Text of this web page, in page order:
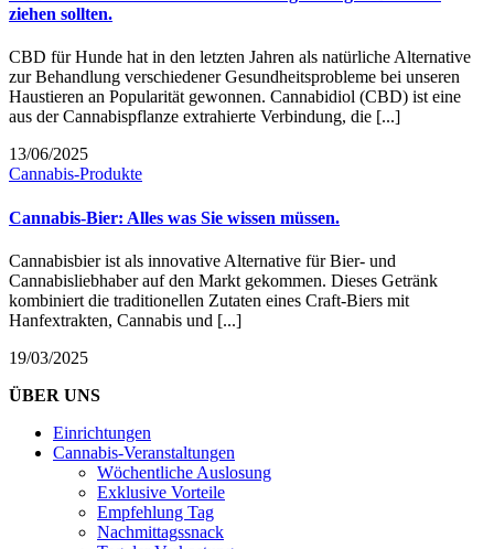
ziehen sollten.
CBD für Hunde hat in den letzten Jahren als natürliche Alternative
zur Behandlung verschiedener Gesundheitsprobleme bei unseren
Haustieren an Popularität gewonnen. Cannabidiol (CBD) ist eine
aus der Cannabispflanze extrahierte Verbindung, die [...]
13/06/2025
Cannabis-Produkte
Cannabis-Bier: Alles was Sie wissen müssen.
Cannabisbier ist als innovative Alternative für Bier- und
Cannabisliebhaber auf den Markt gekommen. Dieses Getränk
kombiniert die traditionellen Zutaten eines Craft-Biers mit
Hanfextrakten, Cannabis und [...]
19/03/2025
ÜBER UNS
Einrichtungen
Cannabis-Veranstaltungen
Wöchentliche Auslosung
Exklusive Vorteile
Empfehlung Tag
Nachmittagssnack